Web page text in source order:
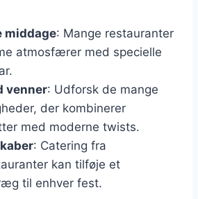
middage: Mange restauranter
atmosfærer med specielle
venner: Udforsk de mange
der kombinerer
med moderne twists.
: Catering fra
kan tilføje et
til enhver fest.